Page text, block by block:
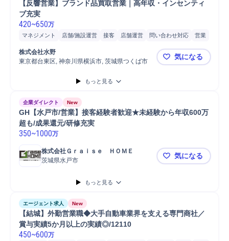
【反響営業】ブランド品買取営業｜高年収・インセンティ
ブ充実
420~650万
マネジメント 店舗/施設運営 接客 店舗運営 問い合わせ対応
営業
店舗
株式会社水野
東京都台東区, 神奈川県横浜市, 茨城県つくば市
【反響営業
気になる
もっと見る
企業ダイレクト New
GH【水戸市/営業】接客経験者歓迎★未経験から年収600万
超も/成果還元/研修充実
350~1000万
株式会社Ｇｒａｉｓｅ　ＨＯＭＥ
茨城県水戸市
GH【水戸
気になる
もっと見る
エージェント求人 New
【結城】外勤営業職◆大手自動車業界を支える専門商社／
賞与実績5か月以上の実績◎/12110
450~600万